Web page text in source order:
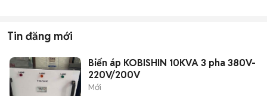
Tin đăng mới
Biến áp KOBISHIN 10KVA 3 pha 380V-
220V/200V
Mới